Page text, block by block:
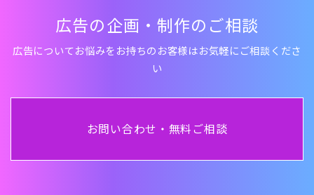
広告の企画・制作のご相談
広告についてお悩みをお持ちのお客様はお気軽にご相談くださ
い
お問い合わせ・無料ご相談